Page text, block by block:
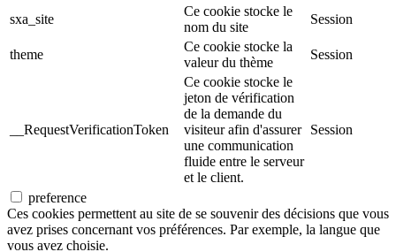
sxa_site
Ce cookie stocke le
nom du site
Session
theme
Ce cookie stocke la
valeur du thème
Session
__RequestVerificationToken
Ce cookie stocke le
jeton de vérification
de la demande du
visiteur afin d'assurer
une communication
fluide entre le serveur
et le client.
Session
preference
Ces cookies permettent au site de se souvenir des décisions que vous
avez prises concernant vos préférences. Par exemple, la langue que
vous avez choisie.